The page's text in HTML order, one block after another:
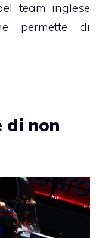
team inglese
permette di
di non